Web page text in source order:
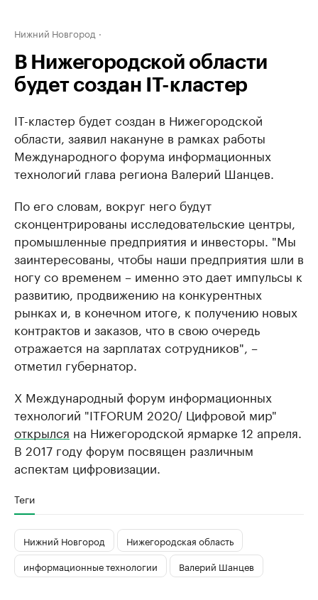
Нижний Новгород
В Нижегородской области
будет создан IT-кластер
IT-кластер будет создан в Нижегородской
области, заявил накануне в рамках работы ​
Международного форума информационных
технологий глава региона Валерий Шанцев.
По его словам, вокруг него будут
сконцентрированы исследовательские центры,
промышленные предприятия и инвесторы. "Мы
заинтересованы, чтобы наши предприятия шли в
ногу со временем – именно это дает импульсы к
развитию, продвижению на конкурентных
рынках и, в конечном итоге, к получению новых
контрактов и заказов, что в свою очередь
отражается на зарплатах сотрудников", –
отметил губернатор.
Х Международный форум информационных
технологий "ITFORUM 2020/ Цифровой мир"
открылся на Нижегородской ярмарке 12 апреля.
​В 2017 году форум посвящен различным
аспектам цифровизации.
Теги
Нижний Новгород
Нижегородская область
информационные технологии
Валерий Шанцев